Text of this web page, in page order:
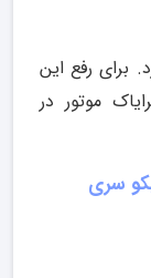
برای رفع این
موتور در
سری